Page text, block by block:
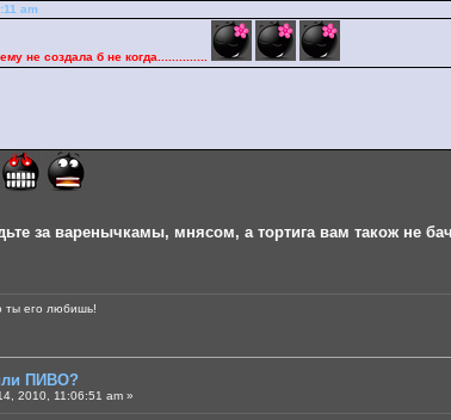
am
не создала б не когда..............
за варенычкамы, мнясом, а тортига вам також не
ты его любишь!
ПИВО?
2010, 11:06:51 am »